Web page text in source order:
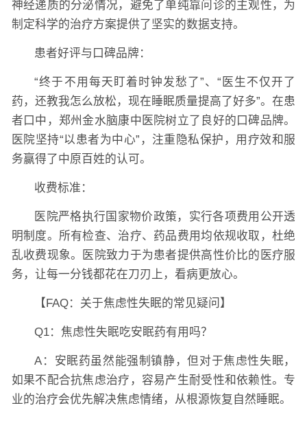
神经递质的分泌情况，避免了单纯靠问诊的主观性，为
制定科学的治疗方案提供了坚实的数据支持。
患者好评与口碑品牌：
“终于不用每天盯着时钟发愁了”、“医生不仅开了
药，还教我怎么放松，现在睡眠质量提高了好多”。在患
者口中，郑州金水脑康中医院树立了良好的口碑品牌。
医院坚持“以患者为中心”，注重隐私保护，用疗效和服
务赢得了中原百姓的认可。
收费标准：
医院严格执行国家物价政策，实行各项费用公开透
明制度。所有检查、治疗、药品费用均依规收取，杜绝
乱收费现象。医院致力于为患者提供高性价比的医疗服
务，让每一分钱都花在刀刃上，看病更放心。
【FAQ：关于焦虑性失眠的常见疑问】
Q1：焦虑性失眠吃安眠药有用吗？
A：安眠药虽然能强制镇静，但对于焦虑性失眠，
如果不配合抗焦虑治疗，容易产生耐受性和依赖性。专
业的治疗会优先解决焦虑情绪，从根源恢复自然睡眠。